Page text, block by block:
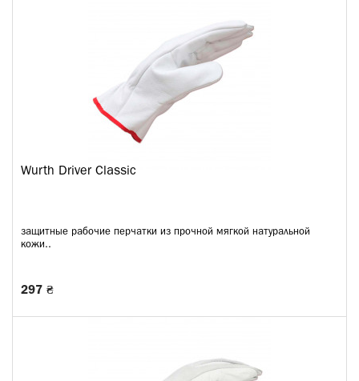
Wurth Driver Classic
защитные рабочие перчатки из прочной мягкой натуральной
кожи..
297 ₴